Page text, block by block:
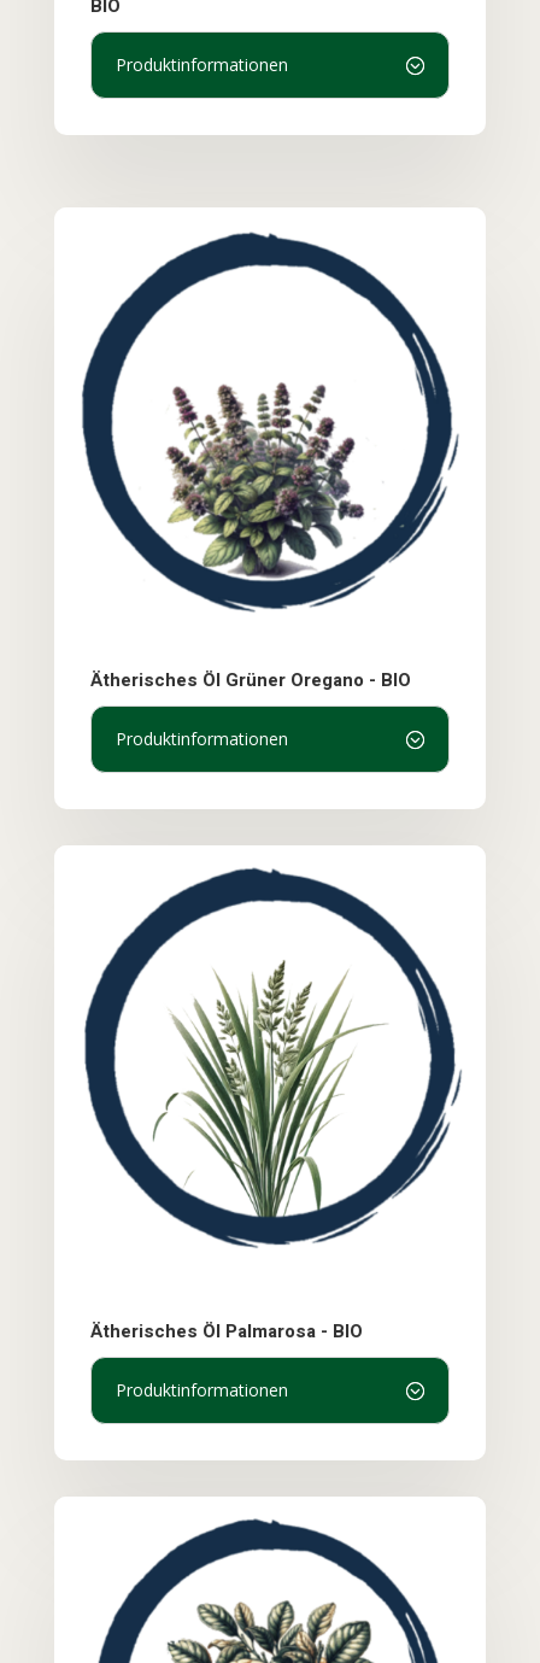
BIO
Produktinformationen
Ätherisches Öl Grüner Oregano - BIO
Produktinformationen
Ätherisches Öl Palmarosa - BIO
Produktinformationen